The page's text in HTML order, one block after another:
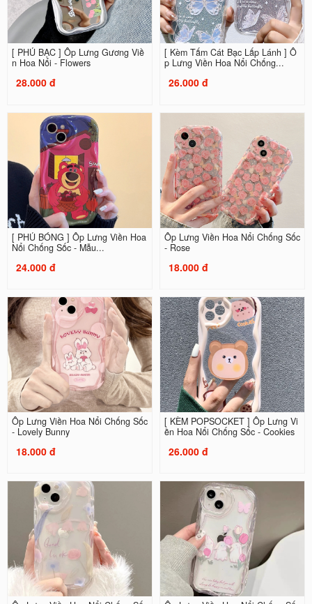
[ PHỦ BẠC ] Ốp Lưng Gương Viề
n Hoa Nổi - Flowers
28.000 đ
[ Kèm Tấm Cát Bạc Lấp Lánh ] Ố
p Lưng Viền Hoa Nổi Chống...
26.000 đ
[ PHỦ BÓNG ] Ốp Lưng Viền Hoa
Nổi Chống Sốc - Mẫu...
24.000 đ
Ốp Lưng Viền Hoa Nổi Chống Sốc
- Rose
18.000 đ
Ốp Lưng Viền Hoa Nổi Chống Sốc
- Lovely Bunny
18.000 đ
[ KÈM POPSOCKET ] Ốp Lưng Vi
ền Hoa Nổi Chống Sốc - Cookies
26.000 đ